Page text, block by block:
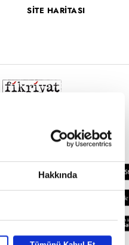
Hakkında
SİTE HARİTASI